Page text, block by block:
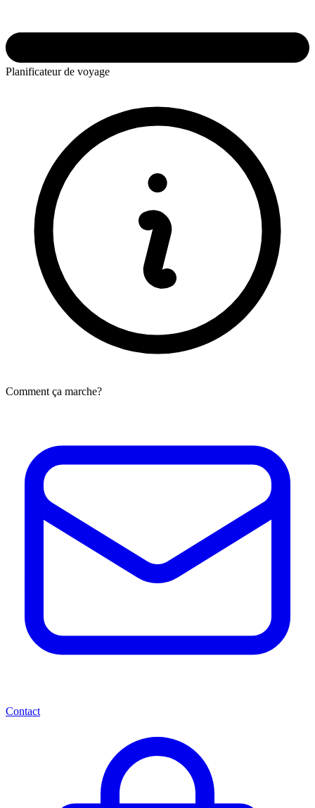
Planificateur de voyage
Comment ça marche?
Contact